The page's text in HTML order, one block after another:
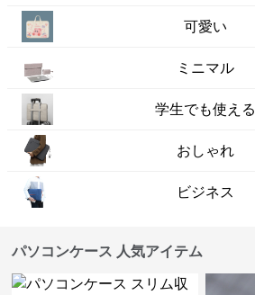
可愛い
ミニマル
学生でも使える
おしゃれ
ビジネス
パソコンケース 人気アイテム